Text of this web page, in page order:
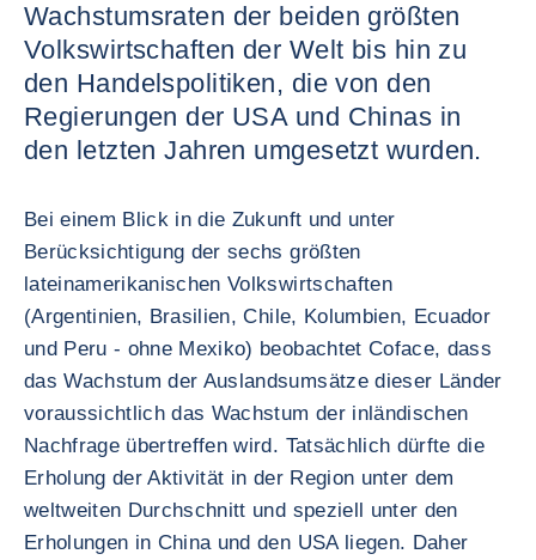
Wachstumsraten der beiden größten
Volkswirtschaften der Welt bis hin zu
den Handelspolitiken, die von den
Regierungen der USA und Chinas in
den letzten Jahren umgesetzt wurden.
Bei einem Blick in die Zukunft und unter
Berücksichtigung der sechs größten
lateinamerikanischen Volkswirtschaften
(Argentinien, Brasilien, Chile, Kolumbien, Ecuador
und Peru - ohne Mexiko) beobachtet Coface, dass
das Wachstum der Auslandsumsätze dieser Länder
voraussichtlich das Wachstum der inländischen
Nachfrage übertreffen wird. Tatsächlich dürfte die
Erholung der Aktivität in der Region unter dem
weltweiten Durchschnitt und speziell unter den
Erholungen in China und den USA liegen. Daher